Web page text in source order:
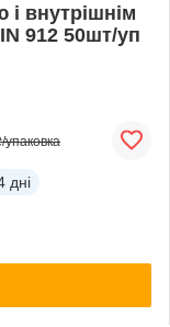
внутрішнім
912 50шт/уп
дні